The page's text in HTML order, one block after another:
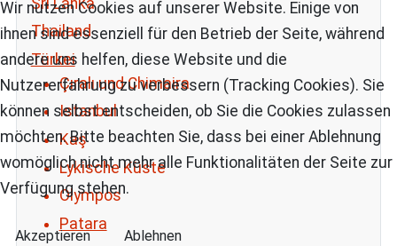
Thailand
Türkei
Çıralı und Chimaira
Istanbul
Kaş
Lykische Küste
Olympos
Patara
Wir nutzen Cookies auf unserer Website. Einige von
ihnen sind essenziell für den Betrieb der Seite, während
andere uns helfen, diese Website und die
Nutzererfahrung zu verbessern (Tracking Cookies). Sie
können selbst entscheiden, ob Sie die Cookies zulassen
möchten. Bitte beachten Sie, dass bei einer Ablehnung
womöglich nicht mehr alle Funktionalitäten der Seite zur
Verfügung stehen.
Akzeptieren Ablehnen